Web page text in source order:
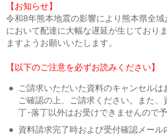
【お知らせ】
令和8年熊本地震の影響により熊本県全
において配達に大幅な遅延が生じており
ますようお願いいたします。
【以下のご注意を必ずお読みください】
●
ご請求いただいた資料のキャンセルは
ご確認の上、ご請求ください。また
丁･落丁以外はお受けできませんので
● 資料請求完了時および受付確認メー